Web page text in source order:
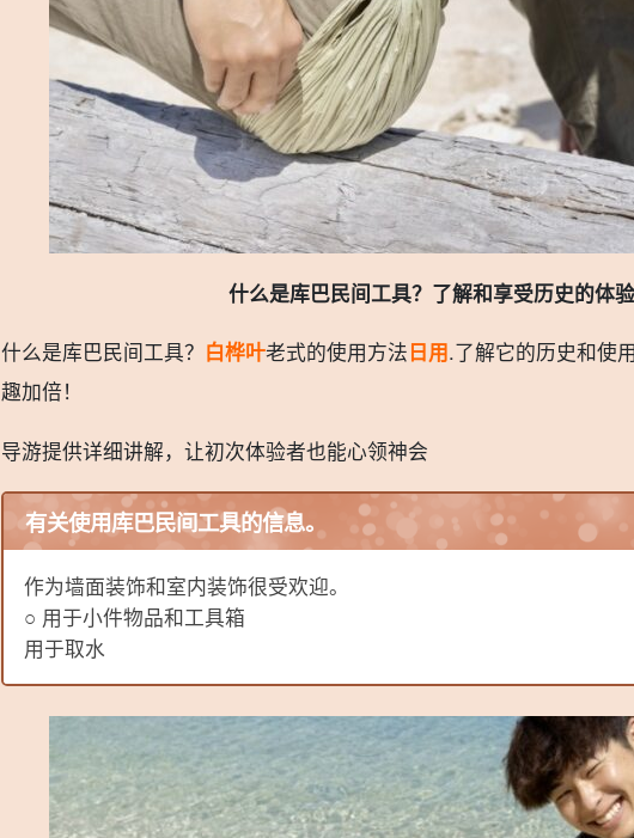
什么是库巴民间工具？了解和享受历史的体验
什么是库巴民间工具？ 白桦叶老式的使用方法日用.了解它的历史和使
趣加倍！
导游提供详细讲解，让初次体验者也能心领神会
有关使用库巴民间工具的信息。
作为墙面装饰和室内装饰很受欢迎。
○ 用于小件物品和工具箱
用于取水